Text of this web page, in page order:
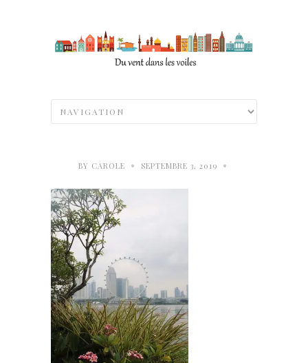
BY CAROLE • SEPTEMBRE 3, 2019 •